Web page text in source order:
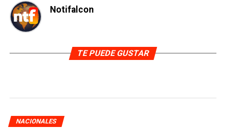
Notifalcon
TE PUEDE GUSTAR
NACIONALES